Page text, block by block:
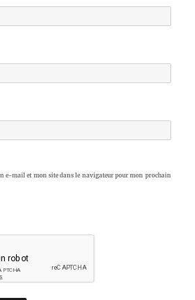
e-mail et mon site dans le navigateur pour mon prochain